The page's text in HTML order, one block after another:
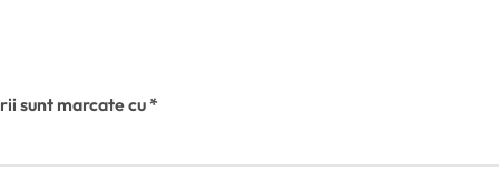
sunt marcate cu*